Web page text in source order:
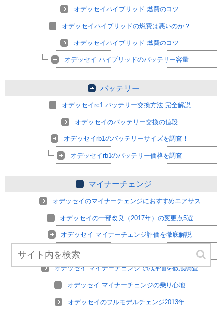
オデッセイハイブリッド 燃費のコツ
オデッセイハイブリッドの燃費は悪いのか？
オデッセイハイブリッド 燃費のコツ
オデッセイ ハイブリッドのバッテリー容量
バッテリー
オデッセイrc1 バッテリー交換方法 完全解説
オデッセイのバッテリー交換の値段
オデッセイrb1のバッテリーサイズを調査！
オデッセイrb1のバッテリー価格を調査
マイナーチェンジ
オデッセイのマイナーチェンジにおすすめエアサス
オデッセイの一部改良（2017年）の変更点5選
オデッセイ マイナーチェンジ評価を徹底解説
オデッセイのマイナーチェンジの評価は？
オデッセイ マイナーチェンジでの評価を徹底調査
オデッセイ マイナーチェンジの乗り心地
オデッセイのフルモデルチェンジ2013年